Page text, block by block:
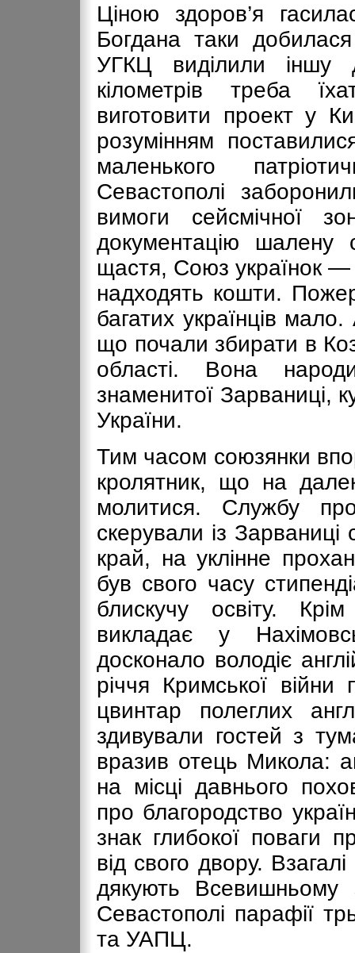
Ціною здоров’я
Богдана таки
УГКЦ виділили іншу
кілометрів треба
виготовити проект у
розумінням
маленького
Севастополі
вимоги сейсмічної
документацію шалену
щастя, Союз українок —
надходять кошти.
багатих українців
що почали збирати в
області. Вона
знаменитої Зарваниці,
України.
Тим часом союзянки
кролятник, що на
молитися. Службу
скерували із
край, на уклінне
був свого часу
блискучу освіту.
викладає у
досконало володіє
річчя Кримської
цвинтар полеглих
здивували гостей з
вразив отець Микола:
на місці давнього
про благородство
знак глибокої поваги
від свого двору.
дякують
Севастополі парафії
та УАПЦ.